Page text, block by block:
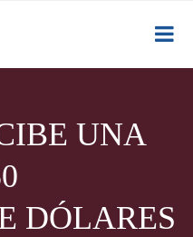
UNA
DÓLARES